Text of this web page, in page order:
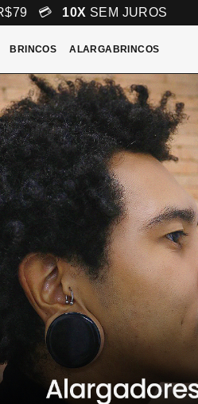
💳 10X SEM JUROS
BRINCOS ALARGABRINCOS